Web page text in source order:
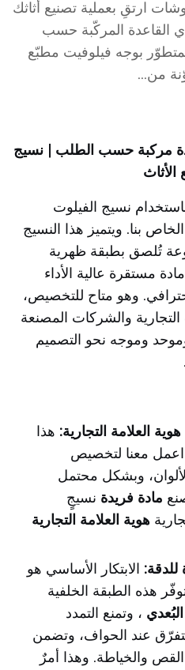
ارتقِ بعملية تصنيع أثاثك
القاعدة المركّبة حسب
بوجه فيلوفيت مطبّع
من...
مركبة حسب الطلب | نسيج
نسيج الفيلوت
بنا. ويتميز هذا النسيج
تُلصق بطبقة ظهرية
مستقرة عالية الأداء
وهو متاح للتخصيص،
التجارية والشركات المصنعة
وموجه نحو التصميم
العلامة التجارية: هذا
اعمل معنا لتخصيص
وبشكل محتمل
مادة فريدة نسيجٍ
هوية العلامة التجارية
الابتكار الأساسي هو
هذه الطبقة الخلفية
البُعدي ، وتمنع التمدد
عند الحواف، وتضمن
والخياطة. وهذا أمرٌ